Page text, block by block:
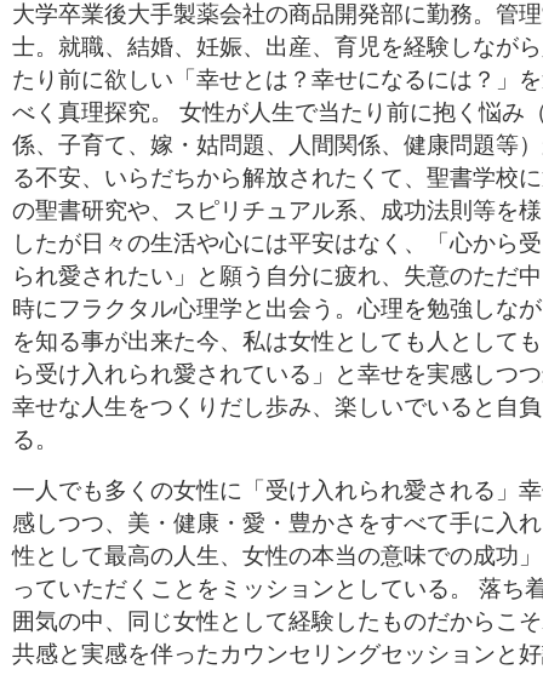
大学卒業後大手製薬会社の商品開発部に勤務。管
士。就職、結婚、妊娠、出産、育児を経験しなが
たり前に欲しい「幸せとは？幸せになるには？」
べく真理探究。 女性が人生で当たり前に抱く悩み
係、子育て、嫁・姑問題、人間関係、健康問題等
る不安、いらだちから解放されたくて、聖書学校
の聖書研究や、スピリチュアル系、成功法則等を
したが日々の生活や心には平安はなく、「心から
られ愛されたい」と願う自分に疲れ、失意のただ
時にフラクタル心理学と出会う。心理を勉強しな
を知る事が出来た今、私は女性としても人として
ら受け入れられ愛されている」と幸せを実感しつ
幸せな人生をつくりだし歩み、楽しいでいると自
る。
一人でも多くの女性に「受け入れられ愛される」
感しつつ、美・健康・愛・豊かさをすべて手に入
性として最高の人生、女性の本当の意味での成功
っていただくことをミッションとしている。 落ち
囲気の中、同じ女性として経験したものだからこ
共感と実感を伴ったカウンセリングセッションと